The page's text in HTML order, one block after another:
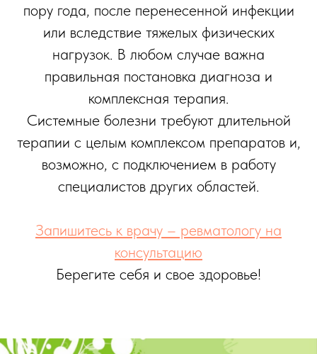
пору года, после перенесенной инфекции
или вследствие тяжелых физических
нагрузок. В любом случае важна
правильная постановка диагноза и
комплексная терапия.
Системные болезни требуют длительной
терапии с целым комплексом препаратов и,
возможно, с подключением в работу
специалистов других областей.
Запишитесь к врачу – ревматологу на
консультацию
Берегите себя и свое здоровье!